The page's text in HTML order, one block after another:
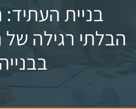
בניית
הבלתי רגילה של
בבנייה